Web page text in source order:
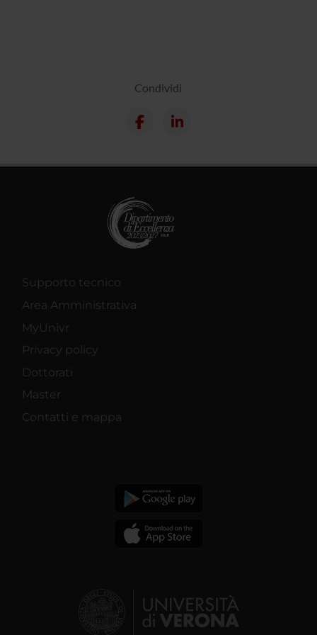
Condividi
Supporto tecnico
Area Amministrativa
MyUnivr
Privacy policy
Dottorati
Master
Contatti e mappa